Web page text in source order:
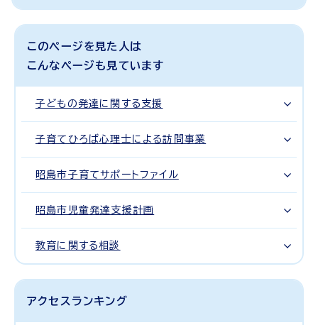
このページを見た人は
こんなページも見ています
子どもの発達に関する支援
子育てひろば心理士による訪問事業
昭島市子育てサポートファイル
昭島市児童発達支援計画
教育に関する相談
アクセスランキング